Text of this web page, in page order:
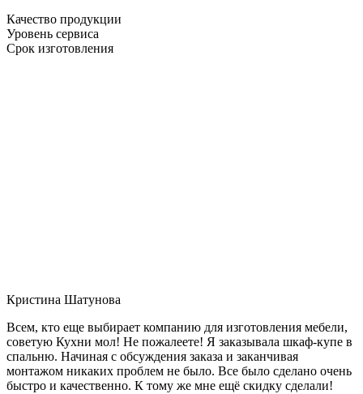
Качество продукции
Уровень сервиса
Срок изготовления
Кристина Шатунова
Всем, кто еще выбирает компанию для изготовления мебели,
советую Кухни мол! Не пожалеете! Я заказывала шкаф-купе в
спальню. Начиная с обсуждения заказа и заканчивая
монтажом никаких проблем не было. Все было сделано очень
быстро и качественно. К тому же мне ещё скидку сделали!